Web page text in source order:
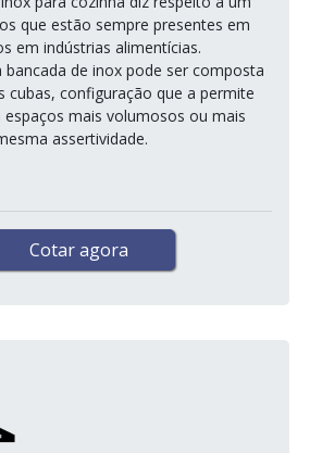
que estão sempre presentes em
em indústrias alimentícias.
bancada de inox pode ser composta
cubas, configuração que a permite
espaços mais volumosos ou mais
assertividade.
Cotar agora